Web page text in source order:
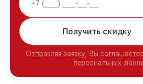
Получить скидку
Отправляя заявку, Вы
персональных